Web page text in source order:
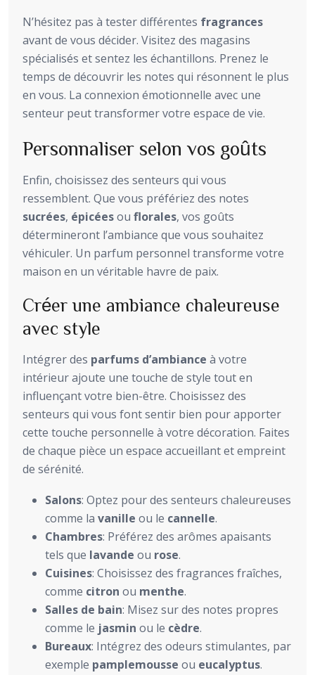
N’hésitez pas à tester différentes fragrances
avant de vous décider. Visitez des magasins
spécialisés et sentez les échantillons. Prenez le
temps de découvrir les notes qui résonnent le plus
en vous. La connexion émotionnelle avec une
senteur peut transformer votre espace de vie.
Personnaliser selon vos goûts
Enfin, choisissez des senteurs qui vous
ressemblent. Que vous préfériez des notes
sucrées, épicéesou florales, vos goûts
détermineront l’ambiance que vous souhaitez
véhiculer. Un parfum personnel transforme votre
maison en un véritable havre de paix.
Créer une ambiance chaleureuse
avec style
Intégrer des parfums d’ambiance à votre
intérieur ajoute une touche de style tout en
influençant votre bien-être. Choisissez des
senteurs qui vous font sentir bien pour apporter
cette touche personnelle à votre décoration. Faites
de chaque pièce un espace accueillant et empreint
de sérénité.
Salons: Optez pour des senteurs chaleureuses
comme la vanille ou le cannelle.
Chambres: Préférez des arômes apaisants
tels que lavande ou rose.
Cuisines: Choisissez des fragrances fraîches,
comme citron ou menthe.
Salles de bain: Misez sur des notes propres
comme le jasmin ou le cèdre.
Bureaux: Intégrez des odeurs stimulantes, par
exemple pamplemousse ou eucalyptus.